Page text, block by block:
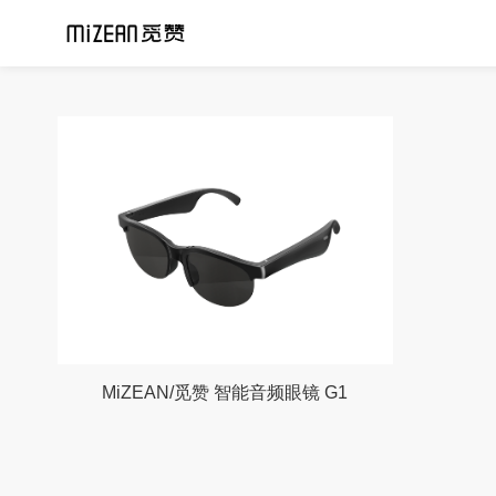
MiZEAN/觅赞 智能音频眼镜 G1